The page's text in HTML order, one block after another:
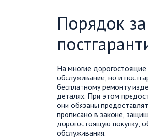
Порядок
На многие дорогостоящие
обслуживание, но и
бесплатному ремонту
деталях. При этом
они обязаны
прописано в законе,
дорогостоящую покупку,
обслуживания.